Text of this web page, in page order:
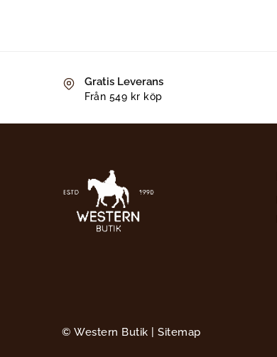
Gratis Leverans
Från 549 kr köp
© Western Butik | Sitemap